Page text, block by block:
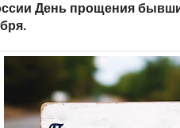
День прощения